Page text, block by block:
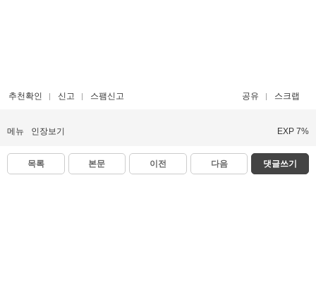
추천확인 신고 스팸신고 공유 스크랩
메뉴 인장보기 EXP 7%
목록 본문 이전 다음 댓글쓰기